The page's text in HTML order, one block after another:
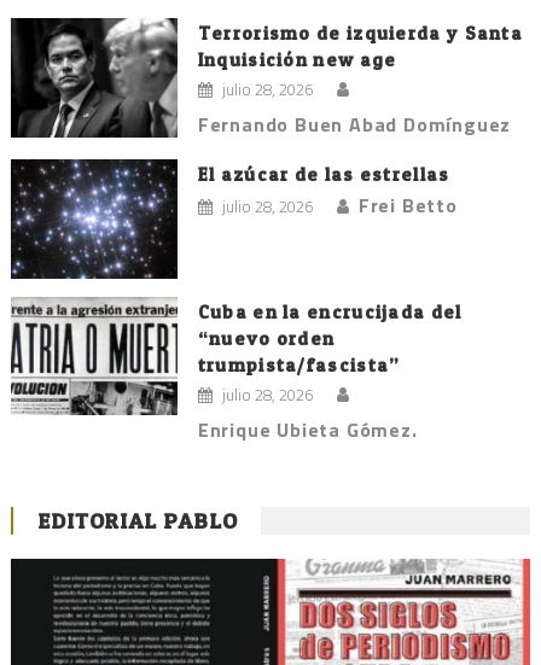
Terrorismo de izquierda y Santa
Inquisición new age
julio 28, 2026
Fernando Buen Abad Domínguez
El azúcar de las estrellas
julio 28, 2026 Frei Betto
Cuba en la encrucijada del
“nuevo orden
trumpista/fascista”
julio 28, 2026
Enrique Ubieta Gómez.
EDITORIAL PABLO